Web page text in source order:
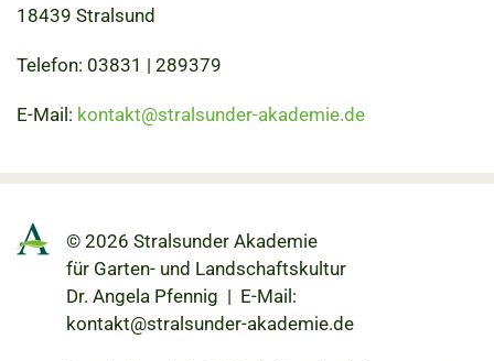
18439 Stralsund
Telefon: 03831 | 289379
E-Mail: kontakt@stralsunder-akademie.de
© 2026 Stralsunder Akademie
für Garten- und Landschaftskultur
Dr. Angela Pfennig | E-Mail:
kontakt@stralsunder-akademie.de